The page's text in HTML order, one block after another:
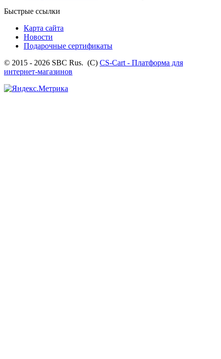
Быстрые ссылки
Карта сайта
Новости
Подарочные сертификаты
© 2015 - 2026 SBC Rus. (С) CS-Cart - Платформа для
интернет-магазинов